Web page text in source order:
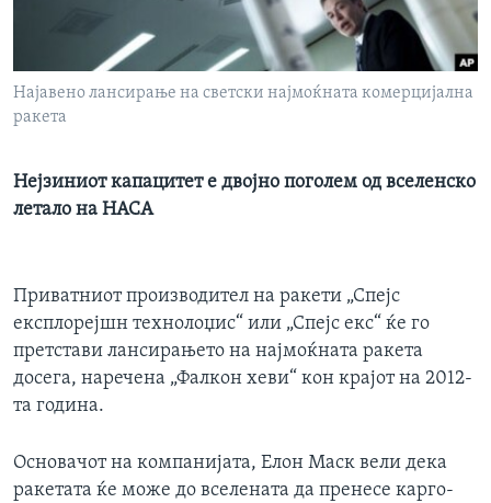
Најавено лансирање на светски најмоќната комерцијална
ракета
Нејзиниот капацитет е двојно поголем од вселенско
летало на НАСА
Приватниот производител на ракети „Спејс
експлорејшн технолоџис“ или „Спејс екс“ ќе го
претстави лансирањето на најмоќната ракета
досега, наречена „Фалкон хеви“ кон крајот на 2012-
та година.
Основачот на компанијата, Елон Маск вели дека
ракетата ќе може до вселената да пренесе карго-